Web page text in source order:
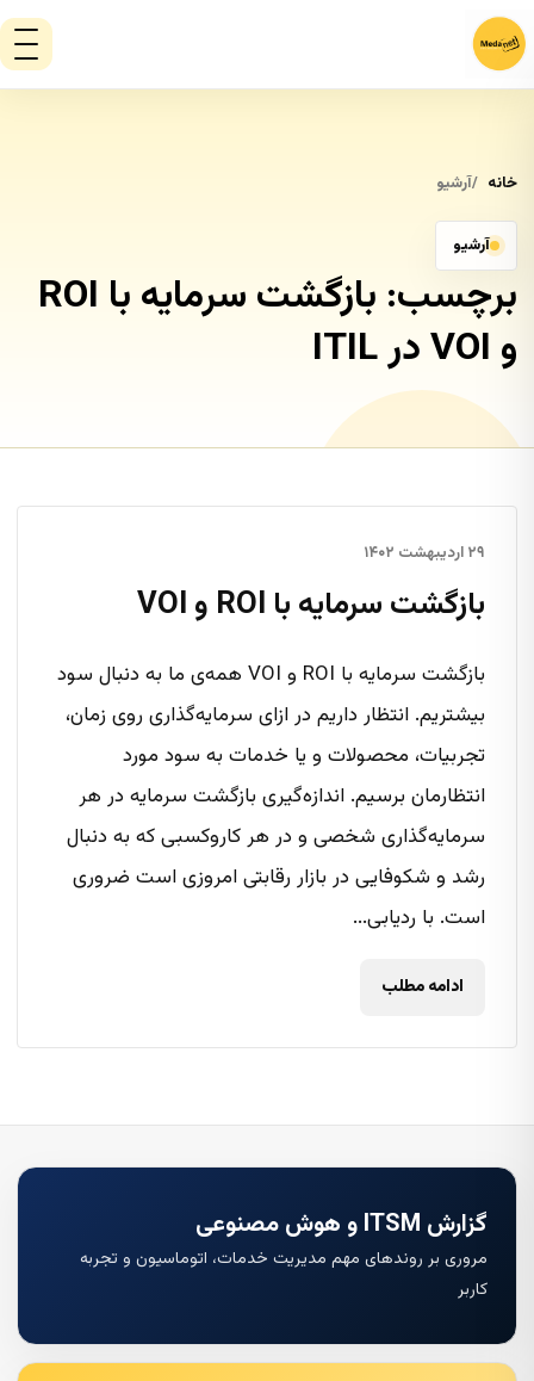
خانه آرشیو
آرشیو
برچسب:
بازگشت سرمایه با ROI
و VOI در ITIL
۲۹ اردیبهشت ۱۴۰۲
بازگشت سرمایه با ROI و VOI
بازگشت سرمایه با ROI و VOI همه‌ی ما به دنبال سود
بیشتریم. انتظار داریم در ازای سرمایه‌گذاری روی زمان،
تجربیات، محصولات و یا خدمات به سود مورد
انتظارمان برسیم. اندازه‌گیری بازگشت سرمایه در هر
سرمایه‌گذاری شخصی و در هر کاروکسبی که به دنبال
رشد و شکوفایی در بازار رقابتی امروزی است ضروری
است. با ردیابی...
ادامه مطلب
گزارش ITSM و هوش مصنوعی
مروری بر روندهای مهم مدیریت خدمات، اتوماسیون و تجربه
کاربر